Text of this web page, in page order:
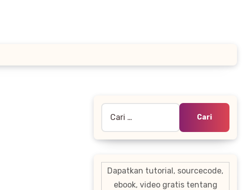
untuk:
Dapatkan tutorial, sourcecode,
ebook, video gratis tentang